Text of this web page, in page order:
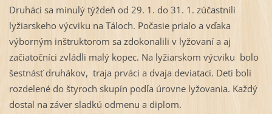
Druháci sa minulý týždeň od 29. 1. do 31. 1. zúčastnili
lyžiarskeho výcviku na Táloch. Počasie prialo a vďaka
výborným inštruktorom sa zdokonalili v lyžovaní a aj
začiatočníci zvládli malý kopec. Na lyžiarskom výcviku bolo
šestnásť druhákov, traja prváci a dvaja deviataci. Deti boli
rozdelené do štyroch skupín podľa úrovne lyžovania. Každý
dostal na záver sladkú odmenu a diplom.